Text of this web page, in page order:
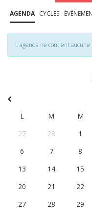
AGENDA CYCLES
L'agenda ne contient
L M M
27
28 1
6
7 8
13
14 15
20
21 22
27
28 29